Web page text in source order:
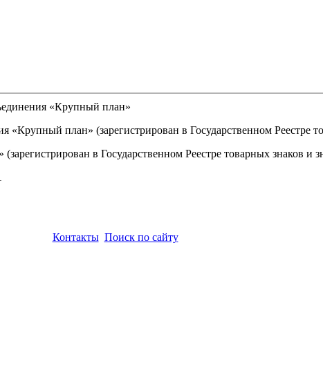
«Крупный план»
план» (зарегистрирован в Государственном Реестре
в Государственном Реестре товарных знаков и
Контакты Поиск по сайту